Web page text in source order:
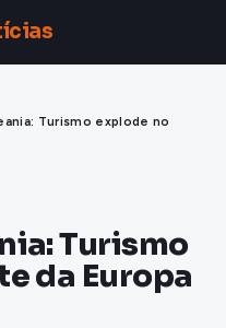
Turismo explode no
Turismo
da Europa